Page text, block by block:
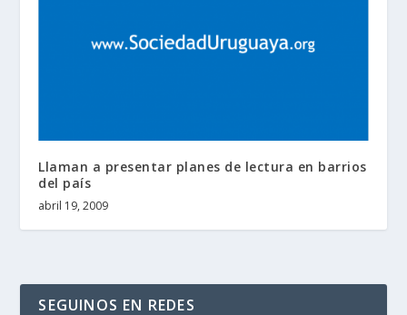
Llaman a presentar planes de lectura en barrios
del país
abril 19, 2009
SEGUINOS EN REDES